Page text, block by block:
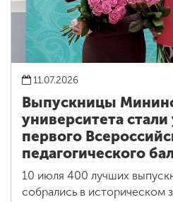
11.07.2026
Выпускницы
университета
первого
педагогического
10 июля 400 лучших
собрались в историческом